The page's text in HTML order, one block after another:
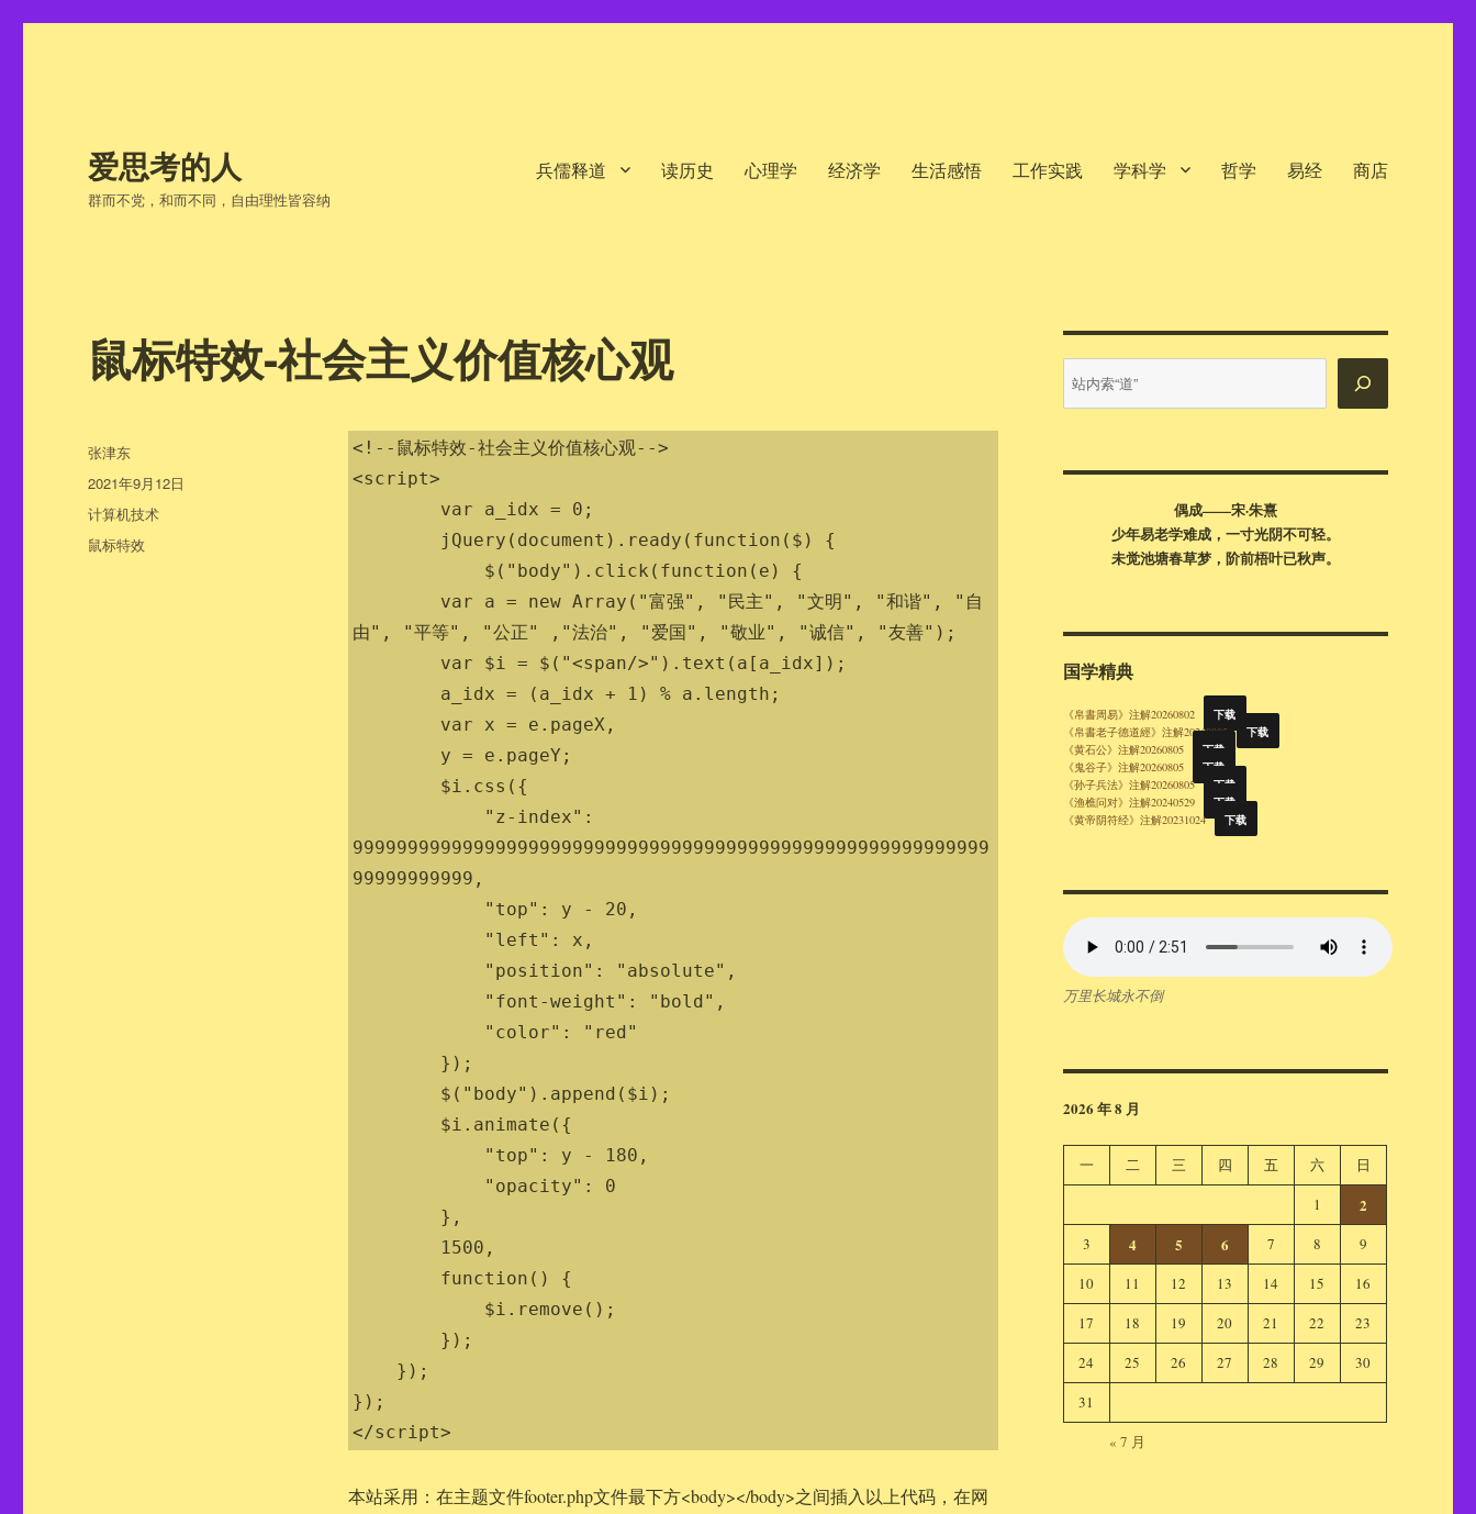
爱思考的人
群而不党，和而不同，自由理性皆容纳
兵儒释道 读历史 心理学 经济学 生活感悟 工作实践 学科学 哲学 易经 商店
鼠标特效-社会主义价值核心观
<!--鼠标特效-社会主义价值核心观-->
<script>
由", "平等", "公正" ,"法治", "爱国", "敬业", "诚信", "友善");
9999999999999999999999999999999999999999999999999999999999
99999999999,
});
</script>
本站采用：在主题文件footer.php文件最下方<body></body>之间插入以上代码，在网
作
者
张津东
发
布
于
2021年9月12日
分
类
计算机技术
标
鼠标特效
内
搜
偶成——宋·朱熹
少年易老学难成，一寸光阴不可轻。
未觉池塘春草梦，阶前梧叶已秋声。
国学精典
《帛書周易》注解20260802 下载
《帛書老子德道經》注解20260805 下载
《黄石公》注解20260805 下载
《鬼谷子》注解20260805 下载
《孙子兵法》注解20260805 下载
《渔樵问对》注解20240529 下载
《黄帝阴符经》注解20231024 下载
万里长城永不倒
2026 年 8 月
一 二 三 四 五 六
日
1
2
3 4 5 6 7 8
9
10
11 12 13 14 15
16
17
18 19 20 21 22
23
24
25 26 27 28 29
30
31
« 7 月